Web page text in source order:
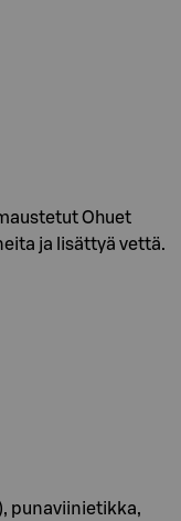
Ohuet
ja lisättyä vettä.
punaviinietikka,